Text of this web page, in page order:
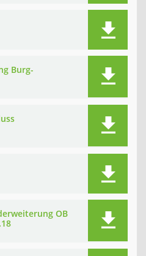
Burg-
OB